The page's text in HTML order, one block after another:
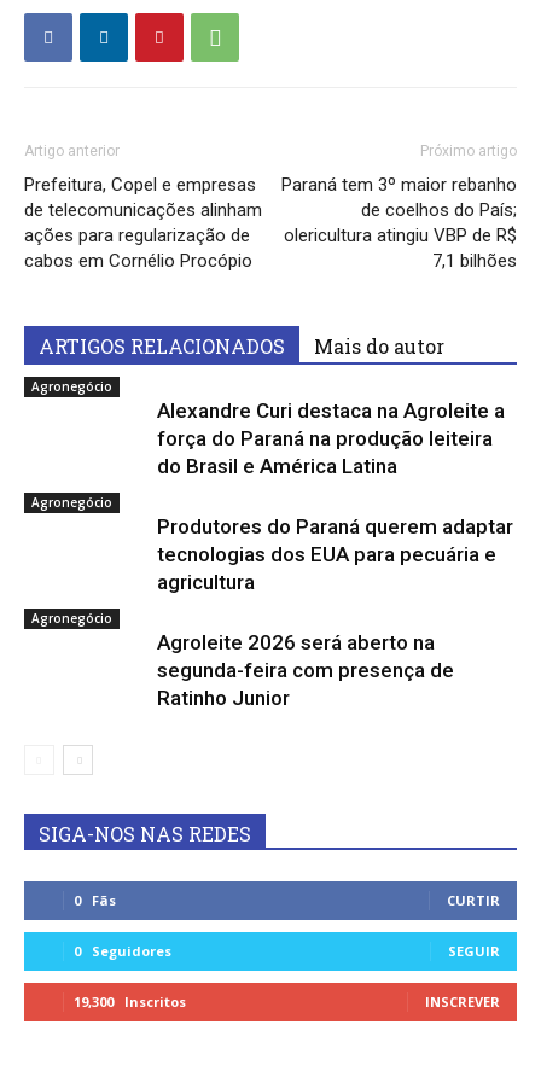
Artigo anterior
Prefeitura, Copel e empresas
de telecomunicações alinham
ações para regularização de
cabos em Cornélio Procópio
Próximo artigo
Paraná tem 3º maior rebanho
de coelhos do País;
olericultura atingiu VBP de R$
7,1 bilhões
ARTIGOS RELACIONADOS Mais do autor
Agronegócio
Alexandre Curi destaca na Agroleite a
força do Paraná na produção leiteira
do Brasil e América Latina
Agronegócio
Produtores do Paraná querem adaptar
tecnologias dos EUA para pecuária e
agricultura
Agronegócio
Agroleite 2026 será aberto na
segunda-feira com presença de
Ratinho Junior
SIGA-NOS NAS REDES
0 Fãs CURTIR
0 Seguidores SEGUIR
19,300 Inscritos INSCREVER